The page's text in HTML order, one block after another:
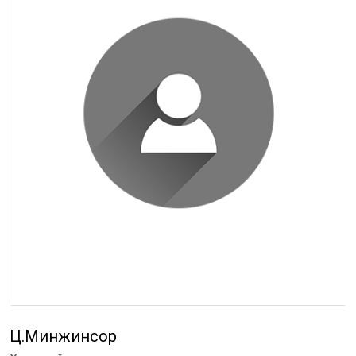
Ц.Минжинсор